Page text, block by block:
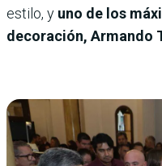
estilo, y uno de los
decoración, Armando